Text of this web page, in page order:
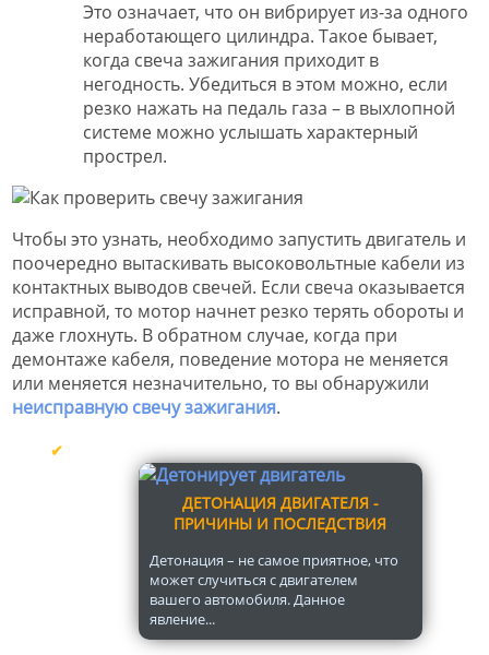
Это означает, что он вибрирует из-за одного
неработающего цилиндра. Такое бывает,
когда свеча зажигания приходит в
негодность. Убедиться в этом можно, если
резко нажать на педаль газа – в выхлопной
системе можно услышать характерный
прострел.
Чтобы это узнать, необходимо запустить двигатель и
поочередно вытаскивать высоковольтные кабели из
контактных выводов свечей. Если свеча оказывается
исправной, то мотор начнет резко терять обороты и
даже глохнуть. В обратном случае, когда при
демонтаже кабеля, поведение мотора не меняется
или меняется незначительно, то вы обнаружили
неисправную свечу зажигания.
ДЕТОНАЦИЯ ДВИГАТЕЛЯ -
ПРИЧИНЫ И ПОСЛЕДСТВИЯ
Детонация – не самое приятное, что
может случиться с двигателем
вашего автомобиля. Данное
явление...